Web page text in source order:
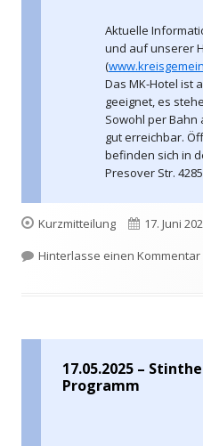
Aktuelle
und auf unserer
(
Das MK-Hotel ist
geeignet, es
Sowohl per Bahn
gut erreichbar.
befinden sich in
Presover Str.
Format
Kurzmitteilung
am
17. Juni
Hinterlasse einen Kommentar
17.05.2025 –
Programm